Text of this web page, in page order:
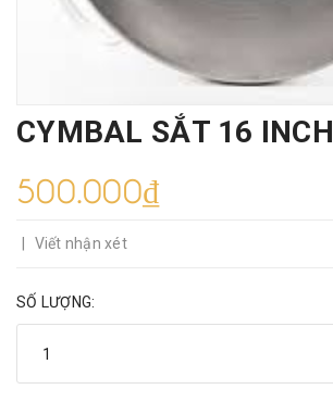
CYMBAL SẮT 16 INCH
500.000₫
Viết nhận xét
SỐ LƯỢNG: